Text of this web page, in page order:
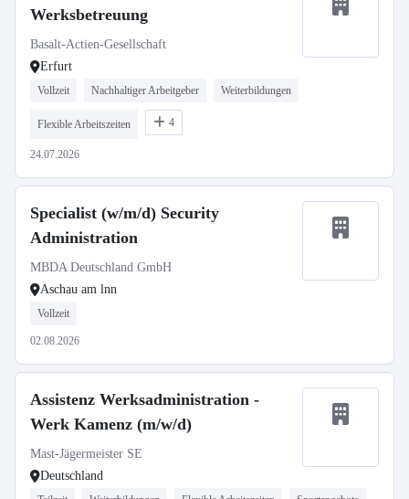
Werksbetreuung
Basalt-Actien-Gesellschaft
Erfurt
Vollzeit Nachhaltiger Arbeitgeber Weiterbildungen
Flexible Arbeitszeiten 4
24.07.2026
Specialist (w/m/d) Security
Administration
MBDA Deutschland GmbH
Aschau am lnn
Vollzeit
02.08.2026
Assistenz Werksadministration -
Werk Kamenz (m/w/d)
Mast-Jägermeister SE
Deutschland